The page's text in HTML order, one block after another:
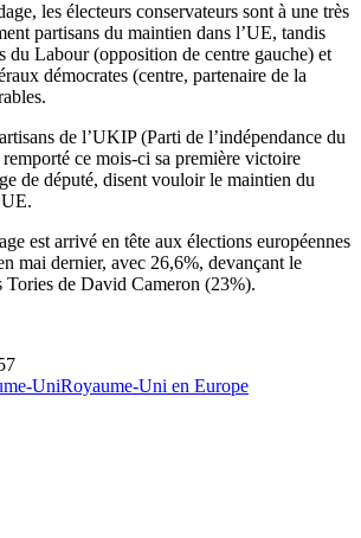
les électeurs conservateurs sont à une très
partisans du maintien dans l’UE, tandis
du Labour (opposition de centre gauche) et
démocrates (centre, partenaire de la
de l’UKIP (Parti de l’indépendance du
ce mois-ci sa première victoire
de député, disent vouloir le maintien du
est arrivé en tête aux élections européennes
mai dernier, avec 26,6%, devançant le
de David Cameron (23%).
UniRoyaume-Uni en Europe